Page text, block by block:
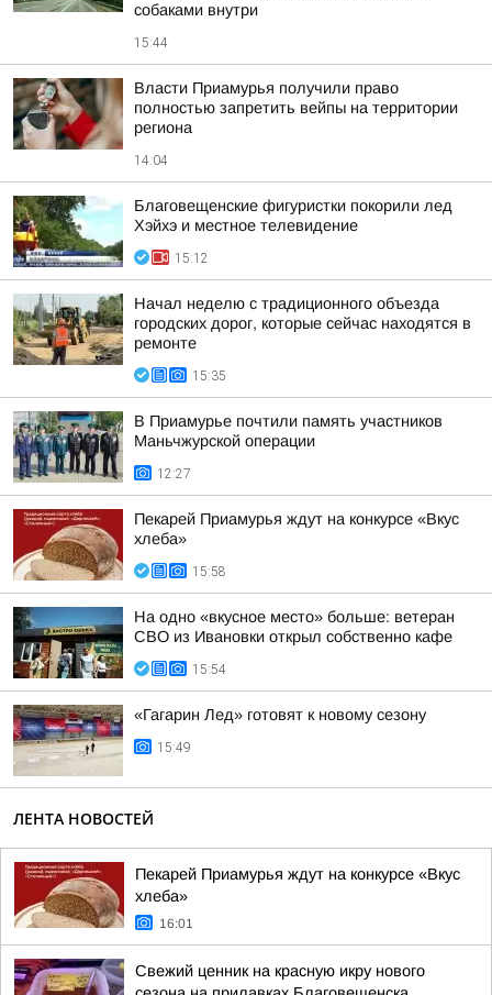
собаками внутри
15:44
Власти Приамурья получили право
полностью запретить вейпы на территории
региона
14:04
Благовещенские фигуристки покорили лед
Хэйхэ и местное телевидение
15:12
Начал неделю с традиционного объезда
городских дорог, которые сейчас находятся в
ремонте
15:35
В Приамурье почтили память участников
Маньчжурской операции
12:27
Пекарей Приамурья ждут на конкурсе «Вкус
хлеба»
15:58
На одно «вкусное место» больше: ветеран
СВО из Ивановки открыл собственно кафе
15:54
«Гагарин Лед» готовят к новому сезону
15:49
ЛЕНТА НОВОСТЕЙ
Пекарей Приамурья ждут на конкурсе «Вкус
хлеба»
16:01
Свежий ценник на красную икру нового